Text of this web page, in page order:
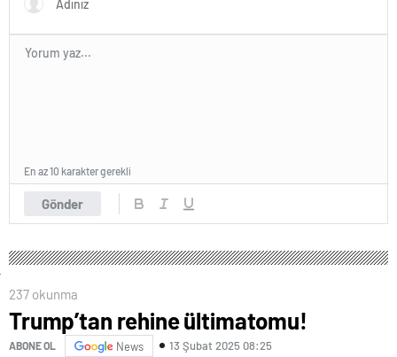
Gönder
En az 10 karakter gerekli
237 okunma
Trump’tan rehine ültimatomu!
ABONE OL News 13 Şubat 2025 08:25